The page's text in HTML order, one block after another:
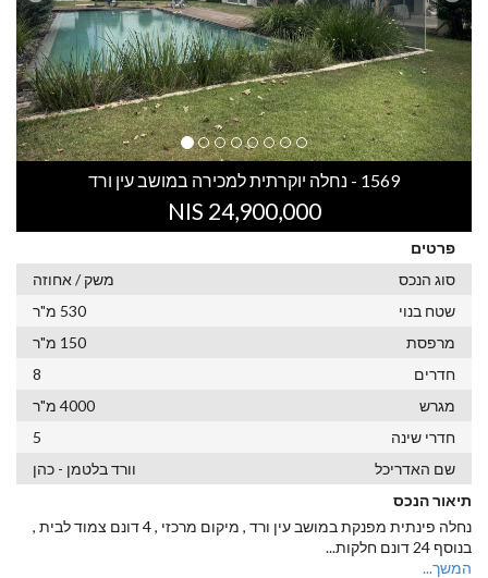
1569 - נחלה יוקרתית למכירה במושב עין ורד
24,900,000 NIS
פרטים
סוג הנכס
משק / אחוזה
שטח בנוי
530 מ"ר
מרפסת
150 מ"ר
חדרים
8
מגרש
4000 מ"ר
חדרי שינה
5
שם האדריכל
וורד בלטמן - כהן
תיאור הנכס
נחלה פינתית מפנקת במושב עין ורד , מיקום מרכזי , 4 דונם צמוד לבית ,
בנוסף 24 דונם חלקות
...
המשך...